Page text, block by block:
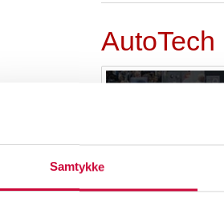
Samtykke